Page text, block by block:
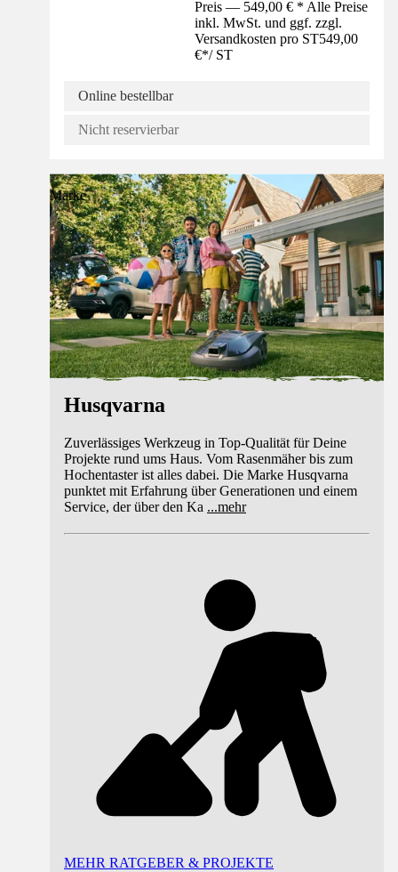
Preis — 549,00 € * Alle Preise
inkl. MwSt. und ggf. zzgl.
Versandkosten pro ST549,00
€*/ ST
Online bestellbar
Nicht reservierbar
Marke
Husqvarna
Zuverlässiges Werkzeug in Top-Qualität für Deine
Projekte rund ums Haus. Vom Rasenmäher bis zum
Hochentaster ist alles dabei. Die Marke Husqvarna
punktet mit Erfahrung über Generationen und einem
Service, der über den Ka ...mehr
MEHR RATGEBER & PROJEKTE